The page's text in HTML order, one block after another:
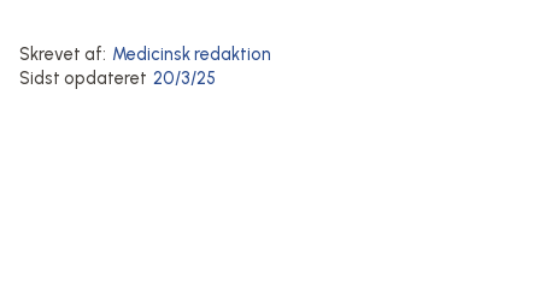
Skrevet af: Medicinsk redaktion
Sidst opdateret 20/3/25